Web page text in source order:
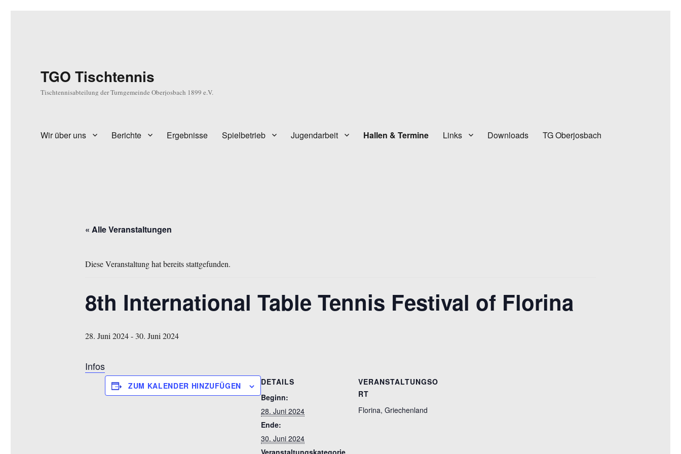
TGO Tischtennis
Tischtennisabteilung der Turngemeinde Oberjosbach 1899 e.V.
Wir über uns Berichte Ergebnisse Spielbetrieb Jugendarbeit Hallen & Termine Links Downloads TG Oberjosbach
« Alle Veranstaltungen
Diese Veranstaltung hat bereits stattgefunden.
8th International Table Tennis Festival of Florina
28. Juni 2024- 30. Juni 2024
Infos
ZUM KALENDER HINZUFÜGEN
DETAILS
Beginn:
28. Juni 2024
Ende:
30. Juni 2024
Veranstaltungskategorie
VERANSTALTUNGSO
RT
Florina, Griechenland